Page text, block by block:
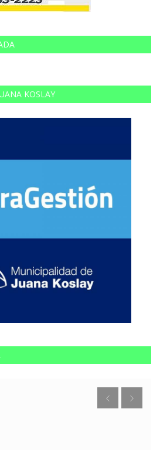
KOSLAY